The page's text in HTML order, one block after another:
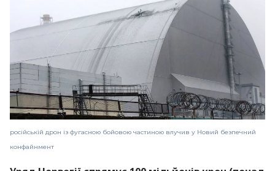
російській дрон із фугасною бойовою частиною влучив у Новий безпечний
конфайнмент